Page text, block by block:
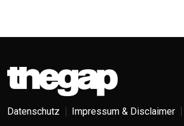
Datenschutz Impressum & Disclaimer